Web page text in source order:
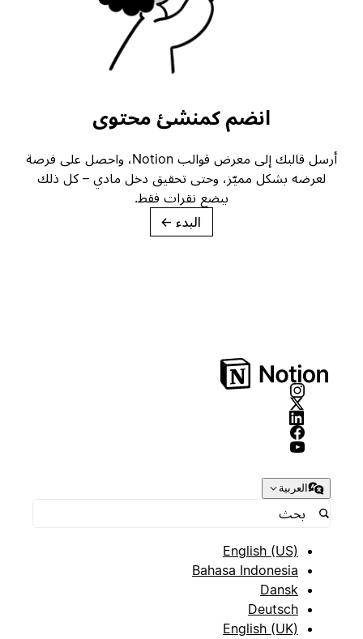
انضم كمنشئ محتوى
أرسل قالبك إلى معرض قوالب Notion، واحصل على فرصة
لعرضه بشكل مميّز، وحتى تحقيق دخل مادي – كل ذلك
ببضع نقرات فقط.
→
العربية
English (US)
Bahasa Indonesia
Dansk
Deutsch
English (UK)